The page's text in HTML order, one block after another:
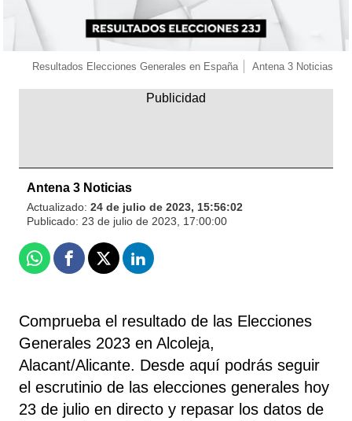
Resultados Elecciones Generales en España Antena 3 Noticias
Antena 3 Noticias
Actualizado: 24 de julio de 2023, 15:56:02
Publicado: 23 de julio de 2023, 17:00:00
WhatsappFacebook
X Linkedin
Comprueba el resultado de las Elecciones
Generales 2023 en Alcoleja,
Alacant/Alicante. Desde aquí podrás seguir
el escrutinio de las elecciones generales hoy
23 de julio en directo y repasar los datos de